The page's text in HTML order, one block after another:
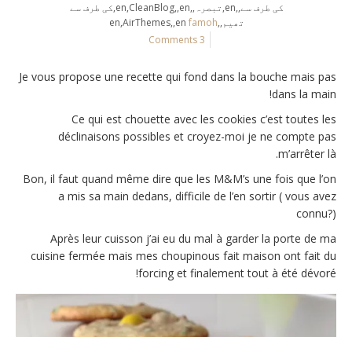
کی طرف سے,,en,تبصرہ,,en,CleanBlog,,en,کی طرف سے
تھیم,,en,AirThemes,,enfamoh
3 Comments
Je vous propose une recette qui fond dans la bouche mais pas
dans la main!
Ce qui est chouette avec les cookies c’est toutes les
déclinaisons possibles et croyez-moi je ne compte pas
m’arrêter là.
Bon, il faut quand même dire que les M&M’s une fois que l’on
a mis sa main dedans, difficile de l’en sortir ( vous avez
connu?)
Après leur cuisson j’ai eu du mal à garder la porte de ma
cuisine fermée mais mes choupinous fait maison ont fait du
forcing et finalement tout à été dévoré!